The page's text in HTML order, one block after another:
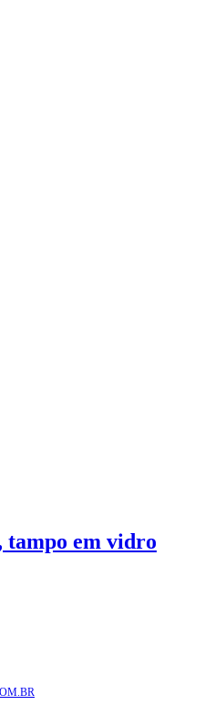
tampo em vidro